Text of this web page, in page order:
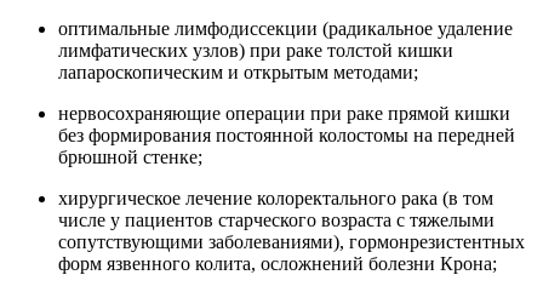
оптимальные лимфодиссекции (радикальное удаление
лимфатических узлов) при раке толстой кишки
лапароскопическим и открытым методами;
нервосохраняющие операции при раке прямой кишки
без формирования постоянной колостомы на передней
брюшной стенке;
хирургическое лечение колоректального рака (в том
числе у пациентов старческого возраста с тяжелыми
сопутствующими заболеваниями), гормонрезистентных
форм язвенного колита, осложнений болезни Крона;